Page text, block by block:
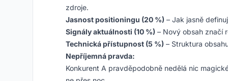
zdroje.
Jasnost positioningu (20 %) – Jak jasně
Signály aktuálnosti (10 %) – Nový obsah značí
Technická přístupnost (5 %) – Struktura
Nepříjemná pravda:
Konkurent A pravděpodobně nedělá nic